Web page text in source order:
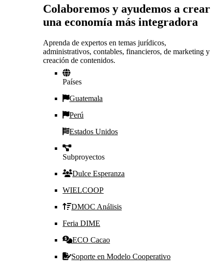
Colaboremos y ayudemos a crear
una economía más integradora
Aprenda de expertos en temas jurídicos,
administrativos, contables, financieros, de marketing y
creación de contenidos.
Países
Guatemala
Perú
Estados Unidos
Subproyectos
Dulce Esperanza
WIELCOOP
DMOC Análisis
Feria DIME
ECO Cacao
Soporte en Modelo Cooperativo